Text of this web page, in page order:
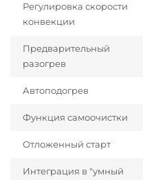
Регулировка скорости
конвекции
Предварительный
разогрев
Автоподогрев
Функция самоочистки
Отложенный старт
Интеграция в "умный